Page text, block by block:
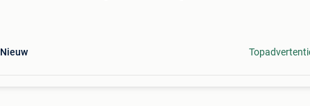
Nieuw